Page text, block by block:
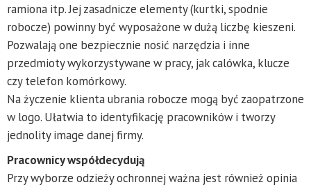
ramiona itp. Jej zasadnicze elementy (kurtki, spodnie
robocze) powinny być wyposażone w dużą liczbę kieszeni.
Pozwalają one bezpiecznie nosić narzędzia i inne
przedmioty wykorzystywane w pracy, jak calówka, klucze
czy telefon komórkowy.
Na życzenie klienta ubrania robocze mogą być zaopatrzone
w logo. Ułatwia to identyfikację pracowników i tworzy
jednolity image danej firmy.
Pracownicy współdecydują
Przy wyborze odzieży ochronnej ważna jest również opinia